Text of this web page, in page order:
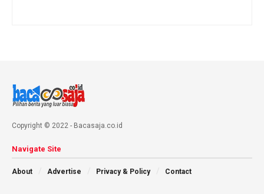
Copyright © 2022 - Bacasaja.co.id
Navigate Site
About Advertise Privacy & Policy Contact